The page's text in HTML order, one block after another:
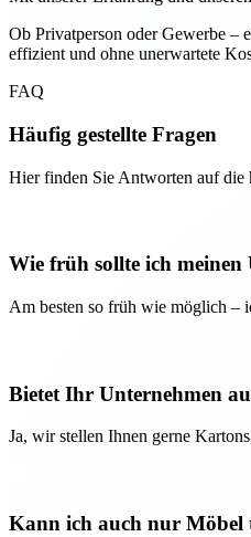
Ob Privatperson oder Gewerbe –
effizient und ohne unerwartete
FAQ
Häufig gestellte Fragen
Hier finden Sie Antworten auf die
Wie früh sollte ich meinen
Am besten so früh wie möglich –
Bietet Ihr Unternehmen
Ja, wir stellen Ihnen gerne
Kann ich auch nur Möbel